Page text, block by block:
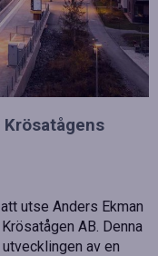
utse Anders Ekman
AB. Denna
av en